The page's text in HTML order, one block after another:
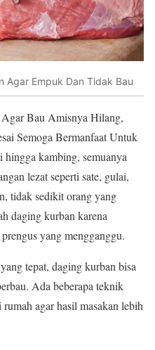
Agar Empuk Dan Tidak Bau
Bau Amisnya Hilang,
Semoga Bermanfaat Untuk
kambing, semuanya
lezat seperti sate, gulai,
tidak sedikit orang yang
daging kurban karena
yang mengganggu.
tepat, daging kurban bisa
Ada beberapa teknik
agar hasil masakan lebih